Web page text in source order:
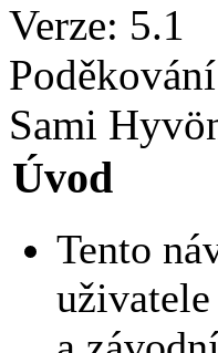
Verze: 5.1
Sami
Úvod
Tento